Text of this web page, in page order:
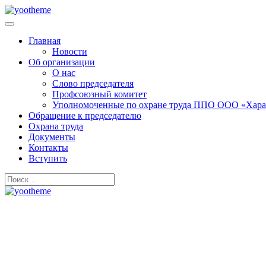
Главная
Новости
Об организации
О нас
Слово председателя
Профсоюзный комитет
Уполномоченные по охране труда ППО ООО
Обращение к председателю
Охрана труда
Документы
Контакты
Вступить